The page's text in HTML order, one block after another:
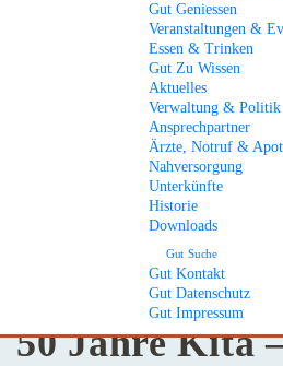
Gut Geniessen
Veranstaltungen &
Essen & Trinken
Gut Zu Wissen
Aktuelles
Verwaltung & Politik
Ansprechpartner
Ärzte, Notruf &
Nahversorgung
Unterkünfte
Historie
Downloads
Gut Suche
Gut Kontakt
Gut Datenschutz
Gut Impressum
Lesen Sie aktuelle Meldungen
« zurück zur Übersicht
50 Jahre Kita